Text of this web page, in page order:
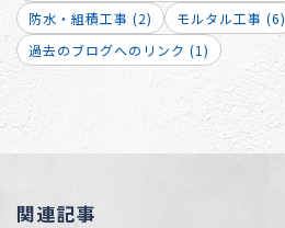
防水・組積工事 (2) モルタル工事 (6)
過去のブログへのリンク (1)
関連記事